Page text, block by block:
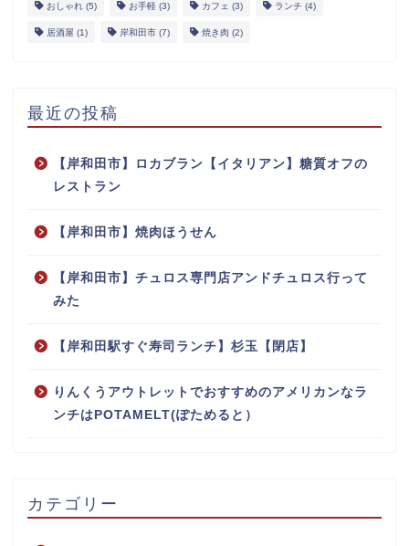
おしゃれ (5) お手軽 (3) カフェ (3) ランチ (4)
居酒屋 (1) 岸和田市 (7) 焼き肉 (2)
最近の投稿
【岸和田市】ロカブラン【イタリアン】糖質オフの
レストラン
【岸和田市】焼肉ほうせん
【岸和田市】チュロス専門店アンドチュロス行って
みた
【岸和田駅すぐ寿司ランチ】杉玉【閉店】
りんくうアウトレットでおすすめのアメリカンなラ
ンチはPOTAMELT(ぽためると）
カテゴリー